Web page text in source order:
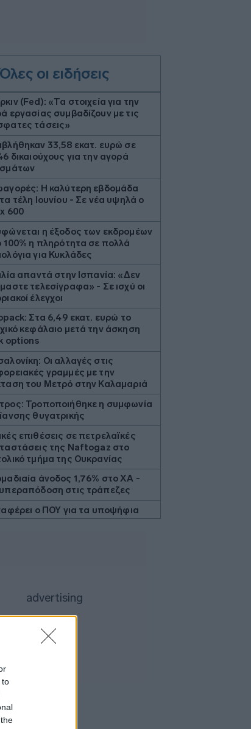
to
οι ειδήσεις
(Fed): «Τα στοιχεία για την
εργασίας συμβαδίζουν με τις
τάσεις»
33,58 εκατ. ευρώ σε
δικαιούχους για την αγορά
Η καλύτερη εβδομάδα
τέλη Ιουνίου - Σε νέα υψηλά ο
600
η έξοδος των εκδρομέων
100% η πληρότητα σε πολλά
για Κυκλάδες
απαντά στην Ισπανία: «Δεν
τελεσίγραφα» - Σε ισχύ οι
έλεγχοι
Στα 6,49 εκατ. ευρώ το
κεφάλαιο μετά την άσκηση
options
Οι αλλαγές στις
γραμμές με την
του Μετρό στην Καλαμαριά
Τροποποιήθηκε η συμφωνία
θυγατρικής
επιθέσεις σε πετρελαϊκές
της Naftogaz στο
τμήμα της Ουκρανίας
άνοδος 1,76% στο ΧΑ -
στις τράπεζες
ο ΠΟΥ για τα υποψήφια
για την αντιμετώπιση της
αμυντικών τεχνολογιών σε
επιβάλλει δασμούς 15% σε
υλικά τσιπ για να αντιμετωπίσει
ζητά από την Ιταλία να θέσει
σε ισχύ τη Συμφωνία Σένγκεν
Αυγούστου
διατάσσει την άρση
Τραμπ στα αιολικά